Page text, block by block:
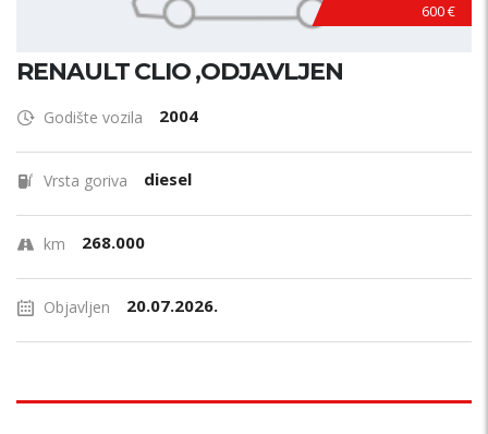
600 €
RENAULT CLIO ,ODJAVLJEN
Godište vozila 2004
Vrsta goriva diesel
km 268.000
Objavljen 20.07.2026.